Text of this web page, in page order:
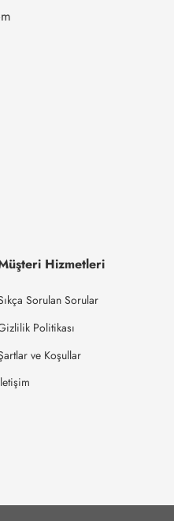
Hizmetleri
Sorulan Sorular
Politikası
ve Koşullar